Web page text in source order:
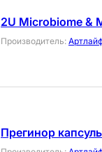
2U Microbiome &
Производитель:
Прегинор